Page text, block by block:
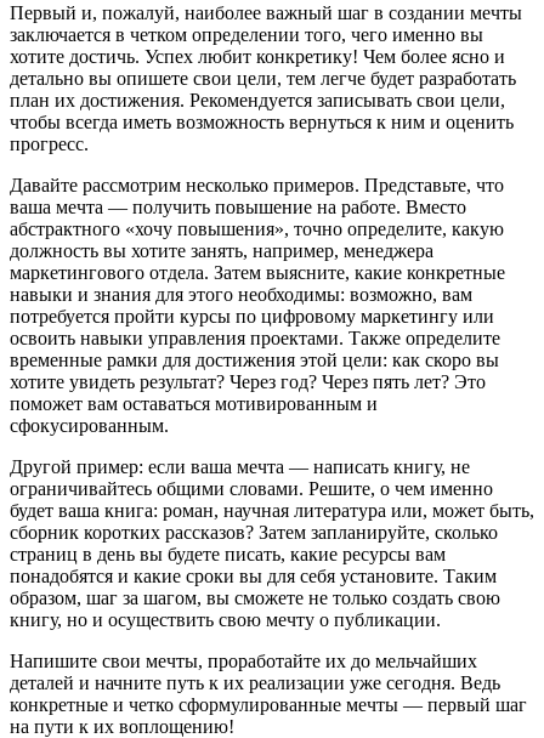
Первый и, пожалуй, наиболее важный шаг в создании мечты
заключается в четком определении того, чего именно вы
хотите достичь. Успех любит конкретику! Чем более ясно и
детально вы опишете свои цели, тем легче будет разработать
план их достижения. Рекомендуется записывать свои цели,
чтобы всегда иметь возможность вернуться к ним и оценить
прогресс.
Давайте рассмотрим несколько примеров. Представьте, что
ваша мечта — получить повышение на работе. Вместо
абстрактного «хочу повышения», точно определите, какую
должность вы хотите занять, например, менеджера
маркетингового отдела. Затем выясните, какие конкретные
навыки и знания для этого необходимы: возможно, вам
потребуется пройти курсы по цифровому маркетингу или
освоить навыки управления проектами. Также определите
временные рамки для достижения этой цели: как скоро вы
хотите увидеть результат? Через год? Через пять лет? Это
поможет вам оставаться мотивированным и
сфокусированным.
Другой пример: если ваша мечта — написать книгу, не
ограничивайтесь общими словами. Решите, о чем именно
будет ваша книга: роман, научная литература или, может быть,
сборник коротких рассказов? Затем запланируйте, сколько
страниц в день вы будете писать, какие ресурсы вам
понадобятся и какие сроки вы для себя установите. Таким
образом, шаг за шагом, вы сможете не только создать свою
книгу, но и осуществить свою мечту о публикации.
Напишите свои мечты, проработайте их до мельчайших
деталей и начните путь к их реализации уже сегодня. Ведь
конкретные и четко сформулированные мечты — первый шаг
на пути к их воплощению!